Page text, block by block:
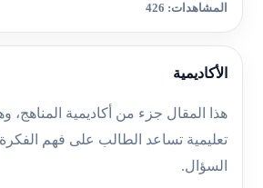
المشاهدات: 426
الأكاديمية
هذا المقال جزء من أكاديمية
تعليمية تساعد الطالب على فهم الفكرة
السؤال.